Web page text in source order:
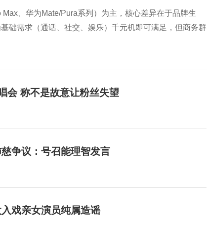
、华为Mate/Pura系列）为主，核心差异在于品牌生
础需求（通话、社交、娱乐）千元机即可满足，但商务群
会 称不是故意让粉丝失望
争议：号召能理智发言
戏亲女演员纯属造谣